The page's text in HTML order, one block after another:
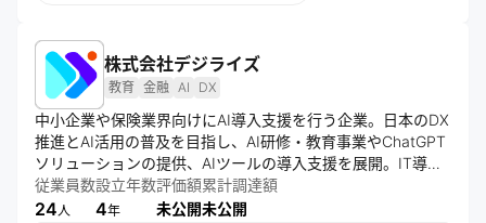
株式会社デジライズ
教育 金融 AI DX
中小企業や保険業界向けにAI導入支援を行う企業。日本のDX
推進とAI活用の普及を目指し、AI研修・教育事業やChatGPT
ソリューションの提供、AIツールの導入支援を展開。IT導入
補助金の活用や、AIロケットなどのサービス提供を通じて、
幅広い業界のデジタル人材育成と企業のAI活用を支援してい
従業員数
24人
設立年数
4年
評価額
未公開
累計調達額
未公開